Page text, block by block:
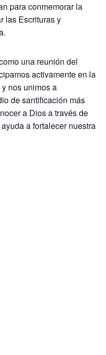
para conmemorar la
las Escrituras y
una reunión del
activamente en la
nos unimos a
de santificación más
a Dios a través de
a fortalecer nuestra